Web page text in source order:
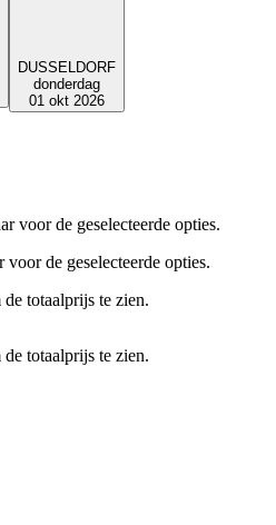
DUSSELDORF
donderdag
01 okt 2026
voor de geselecteerde opties.
de geselecteerde opties.
totaalprijs te zien.
totaalprijs te zien.